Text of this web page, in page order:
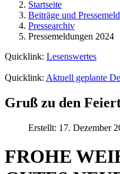
Startseite
Beiträge und
Pressearchiv
Pressemeldungen 2024
Quicklink: Lesenswertes
Quicklink: Aktuell geplante
Gruß zu den
Erstellt: 17. Dezember
FROHE